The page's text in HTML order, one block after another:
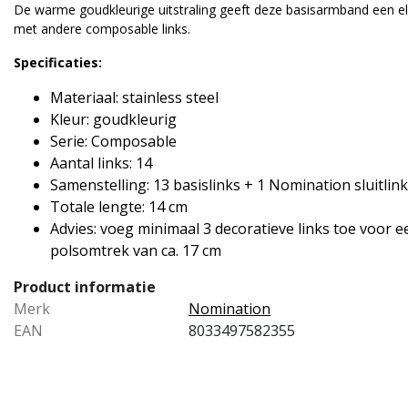
De warme goudkleurige uitstraling geeft deze basisarmband een
met andere composable links.
Specificaties:
Materiaal: stainless steel
Kleur: goudkleurig
Serie: Composable
Aantal links: 14
Samenstelling: 13 basislinks + 1 Nomination sluitlink
Totale lengte: 14 cm
Advies: voeg minimaal 3 decoratieve links toe voor
polsomtrek van ca. 17 cm
Product informatie
Merk
Nomination
EAN
8033497582355
SYMBOL DECEMB
LIGHT BLUE TOPAZ 3305
Nomination link
staat voor geluk,
39,00
Vergelijk
E CLASSIC SYMBOL OSTONE